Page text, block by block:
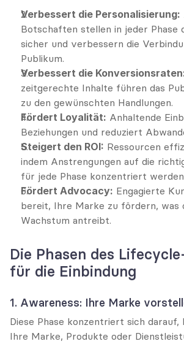
Verbessert die Personalisierung:
Botschaften stellen in jeder Phase
sicher und verbessern die
Publikum.
Verbessert die
zeitgerechte Inhalte führen das
zu den gewünschten Handlungen.
Fördert Loyalität: Anhaltende
Beziehungen und reduziert
Steigert den ROI: Ressourcen
indem Anstrengungen auf die
für jede Phase konzentriert
Fördert Advocacy: Engagierte
bereit, Ihre Marke zu fördern, was
Wachstum antreibt.
Die Phasen des
für die Einbindung
1. Awareness: Ihre Marke
Diese Phase konzentriert sich
Ihre Marke, Produkte oder